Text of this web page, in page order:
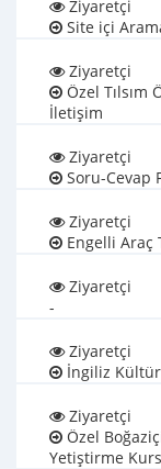
Ziyaretçi
Site içi
Ziyaretçi
Özel
İletişim
Ziyaretçi
Soru-Cevap
Ziyaretçi
Engelli Araç
Ziyaretçi
-
Ziyaretçi
İngiliz
Ziyaretçi
Özel
Yetiştirme